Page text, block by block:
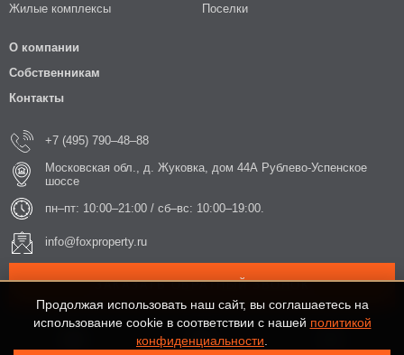
Жилые комплексы
Поселки
О компании
Собственникам
Контакты
+7 (495) 790–48–88
Московская обл., д. Жуковка, дом 44А Рублево-Успенское
шоссе
пн–пт: 10:00–21:00 / сб–вс: 10:00–19:00.
info@foxproperty.ru
ЗАКАЗАТЬ ОБРАТНЫЙ ЗВОНОК
Продолжая использовать наш сайт, вы соглашаетесь на
использование cookie в соответствии с нашей политикой
конфиденциальности